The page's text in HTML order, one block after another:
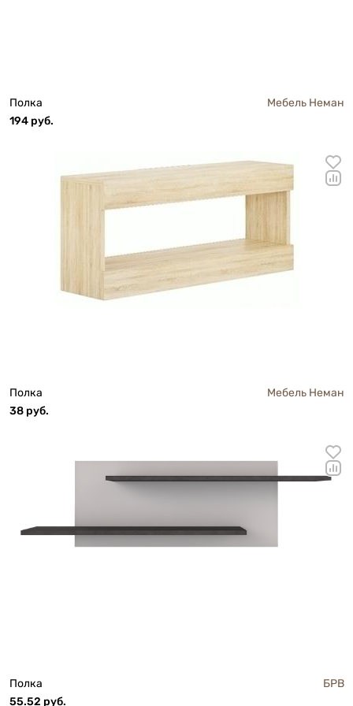
Полка
Мебель Неман
194 руб.
Полка
Мебель Неман
38 руб.
Полка
БРВ
55.52 руб.